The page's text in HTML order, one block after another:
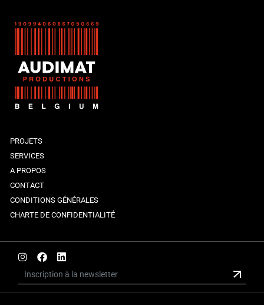
PROJETS
SERVICES
A PROPOS
CONTACT
CONDITIONS GÉNÉRALES
CHARTE DE CONFIDENTIALITÉ